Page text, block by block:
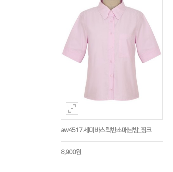
aw4517 세미바스락반소매남방_핑크
8,900원